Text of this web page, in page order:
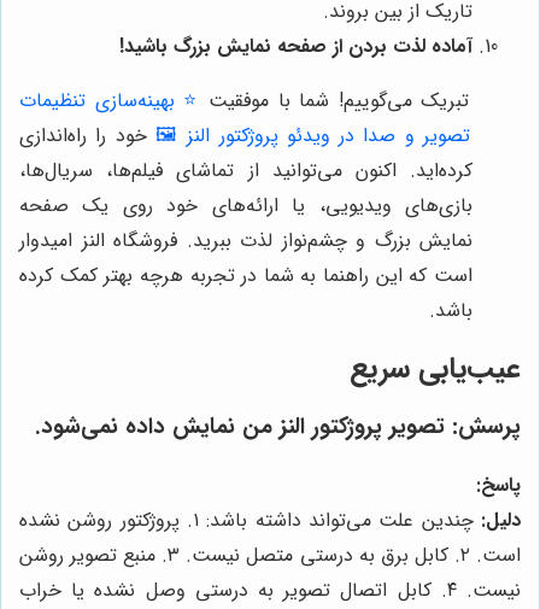
تاریک از بین بروند.
آماده لذت بردن از صفحه نمایش بزرگ باشید!
تبریک می‌گوییم! شما با موفقیت ⭐️ بهینه‌سازی تنظیمات
تصویر و صدا در ویدئو پروژکتور النز 🖼️ خود را راه‌اندازی
کرده‌اید. اکنون می‌توانید از تماشای فیلم‌ها، سریال‌ها،
بازی‌های ویدیویی، یا ارائه‌های خود روی یک صفحه
نمایش بزرگ و چشم‌نواز لذت ببرید. فروشگاه النز امیدوار
است که این راهنما به شما در تجربه هرچه بهتر کمک کرده
باشد.
عیب‌یابی سریع
پرسش: تصویر پروژکتور النز من نمایش داده نمی‌شود.
پاسخ:
دلیل:
چندین علت می‌تواند داشته باشد: ۱. پروژکتور روشن نشده
است. ۲. کابل برق به درستی متصل نیست. ۳. منبع تصویر روشن
نیست. ۴. کابل اتصال تصویر به درستی وصل نشده یا خراب